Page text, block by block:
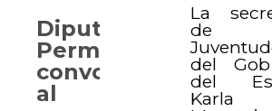
La
de
del
del
Karla
Diputación
Permanente
convoca
al